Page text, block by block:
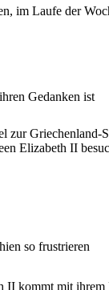
im Laufe der
Gedanken ist
zur Griechenland-
Elizabeth II
so frustrieren
II kommt mit ihrem